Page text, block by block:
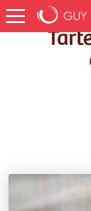
Accueil Recettes